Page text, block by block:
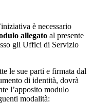
è necessario
allegato al presente
gli Uffici di Servizio
le sue parti e firmata dal
di identità, dovrà
l’apposito modulo
modalità: